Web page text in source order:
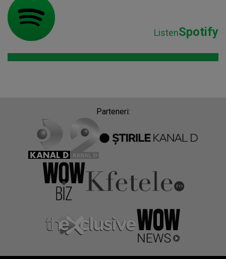
ListenSpotify
Parteneri: